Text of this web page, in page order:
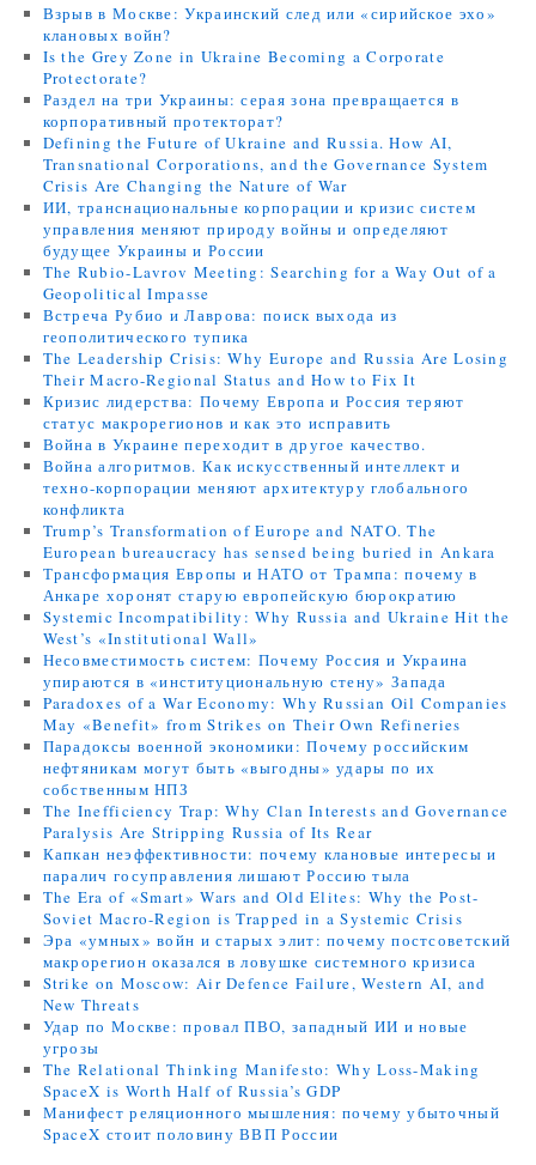
Взрыв в Москве: Украинский след или «сирийское эхо»
клановых войн?
Is the Grey Zone in Ukraine Becoming a Corporate
Protectorate?
Раздел на три Украины: серая зона превращается в
корпоративный протекторат?
Defining the Future of Ukraine and Russia. How AI,
Transnational Corporations, and the Governance System
Crisis Are Changing the Nature of War
ИИ, транснациональные корпорации и кризис систем
управления меняют природу войны и определяют
будущее Украины и России
The Rubio-Lavrov Meeting: Searching for a Way Out of a
Geopolitical Impasse
Встреча Рубио и Лаврова: поиск выхода из
геополитического тупика
The Leadership Crisis: Why Europe and Russia Are Losing
Their Macro-Regional Status and How to Fix It
Кризис лидерства: Почему Европа и Россия теряют
статус макрорегионов и как это исправить
Война в Украине переходит в другое качество.
Война алгоритмов. Как искусственный интеллект и
техно-корпорации меняют архитектуру глобального
конфликта
Trump’s Transformation of Europe and NATO. The
European bureaucracy has sensed being buried in Ankara
Трансформация Европы и НАТО от Трампа: почему в
Анкаре хоронят старую европейскую бюрократию
Systemic Incompatibility: Why Russia and Ukraine Hit the
West’s «Institutional Wall»
Несовместимость систем: Почему Россия и Украина
упираются в «институциональную стену» Запада
Paradoxes of a War Economy: Why Russian Oil Companies
May «Benefit» from Strikes on Their Own Refineries
Парадоксы военной экономики: Почему российским
нефтяникам могут быть «выгодны» удары по их
собственным НПЗ
The Inefficiency Trap: Why Clan Interests and Governance
Paralysis Are Stripping Russia of Its Rear
Капкан неэффективности: почему клановые интересы и
паралич госуправления лишают Россию тыла
The Era of «Smart» Wars and Old Elites: Why the Post-
Soviet Macro-Region is Trapped in a Systemic Crisis
Эра «умных» войн и старых элит: почему постсоветский
макрорегион оказался в ловушке системного кризиса
Strike on Moscow: Air Defence Failure, Western AI, and
New Threats
Удар по Москве: провал ПВО, западный ИИ и новые
угрозы
The Relational Thinking Manifesto: Why Loss-Making
SpaceX is Worth Half of Russia’s GDP
Манифест реляционного мышления: почему убыточный
SpaceX стоит половину ВВП России